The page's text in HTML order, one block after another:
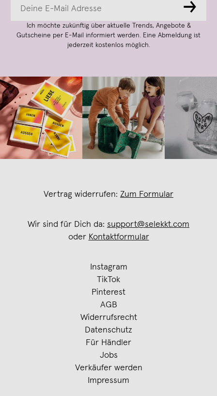
→
Ich möchte zukünftig über aktuelle Trends, Angebote &
Gutscheine per E-Mail informiert werden. Eine Abmeldung ist
jederzeit kostenlos möglich.
Vertrag widerrufen: Zum Formular
Wir sind für Dich da: support@selekkt.com
oder Kontaktformular
Instagram
TikTok
Pinterest
AGB
Widerrufsrecht
Datenschutz
Für Händler
Jobs
Verkäufer werden
Impressum